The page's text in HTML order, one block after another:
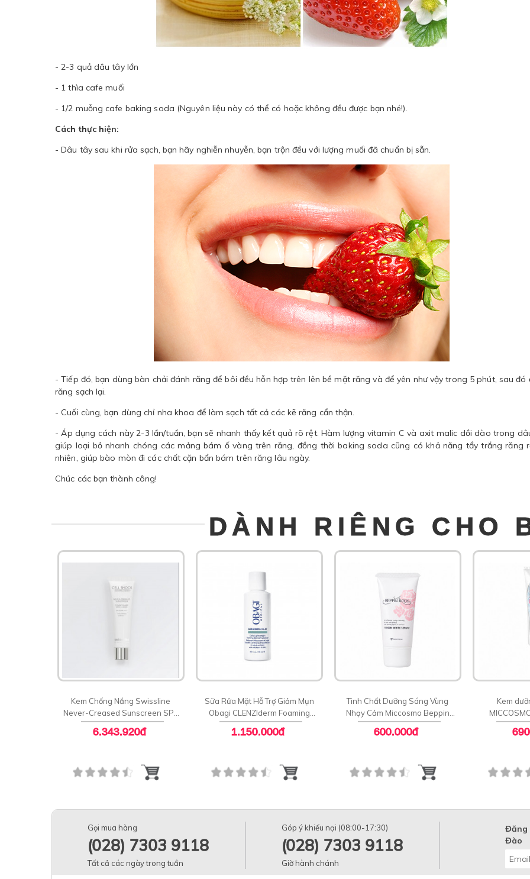
- 2-3 quả dâu tây lớn
- 1 thìa cafe muối
- 1/2 muỗng cafe baking soda (Nguyên liệu này có thể có hoặc không đều được bạn nhé!).
Cách thực hiện:
- Dâu tây sau khi rửa sạch, bạn hãy nghiễn nhuyễn, bạn trộn đều với lượng muối đã chuẩn bị sẵn.
- Tiếp đó, bạn dùng bàn chải đánh răng để bôi đều hỗn hợp trên lên bề mặt răng và để yên như vậy trong 5 phút, sau đó
răng sạch lại.
- Cuối cùng, bạn dùng chỉ nha khoa để làm sạch tất cả các kẽ răng cẩn thận.
- Áp dụng cách này 2-3 lần/tuần, bạn sẽ nhanh thấy kết quả rõ rệt. Hàm lượng vitamin C và axit malic dồi dào trong
giúp loại bỏ nhanh chóng các mảng bám ố vàng trên răng, đồng thời baking soda cũng có khả năng tẩy trắng răng
nhiên, giúp bào mòn đi các chất cặn bẩn bám trên răng lâu ngày.
Chúc các bạn thành công!
DÀNH RIÊNG CHO
Kem Chống Nắng Swissline
Never-Creased Sunscreen SPF
50 PA++++
6.343.920đ
Sữa Rửa Mặt Hỗ Trợ Giảm Mụn
Obagi CLENZIderm Foaming
Blemish Cleanser
1.150.000đ
Tinh Chất Dưỡng Sáng Vùng
Nhạy Cảm Miccosmo Beppin
Body Virgin White Serum
600.000đ
Kem
Gọi mua hàng
(028) 7303 9118
Tất cả các ngày trong tuần
Góp ý khiếu nại (08:00-17:30)
(028) 7303 9118
Giờ hành chánh
Đăng
Đào